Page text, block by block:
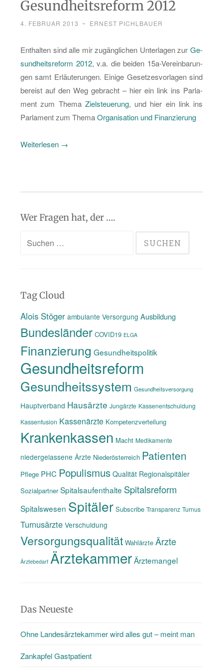
ri­
en,
Ge­
samt­
ver­
trag
und
die
Zen­
Gesundheitsreform 2012
4. FEBRUAR 2013 ~ ERNEST PICHLBAUER
Ent­hal­ten sind alle mir zu­gäng­li­chen Un­ter­la­gen zur Ge­
sund­heits­re­form 2012, v.a. die bei­den 15a-Ver­ein­ba­run­
gen samt Er­läu­te­run­gen. Ei­ni­ge Ge­set­zes­vor­la­gen sind
be­reist auf den Weg ge­bracht – hier ein link ins Par­la­
ment zum Thema Ziel­steue­rung, und hier ein link ins
Par­la­ment zum ThemaOr­ga­ni­sa­ti­on und Fi­nan­zie­rung
Wei­ter­le­sen „Abo-
ser­
vice:
zur
sund­
heits­
form
2012“
→
Wer Fragen hat, der ….
Suchen
Tag Cloud
Alois Stöger ambulante Versorgung Ausbildung
Bundesländer COVID19 ELGA
Finanzierung Gesundheitspolitik
Gesundheitsreform
Gesundheitssystem Gesundheitsversorgung
Hauptverband Hausärzte Jungärzte Kassenentschuldung
Kassenfusion Kassenärzte Kompetenzverteilung
Krankenkassen Macht Medikamente
niedergelassene Ärzte Niederösterreich Patienten
Pflege PHC Populismus Qualität Regionalspitäler
Sozialpartner Spitalsaufenthalte Spitalsreform
Spitalswesen Spitäler Subscribe Transparenz Turnus
Turnusärzte Verschuldung
Versorgungsqualität Wahlärzte Ärzte
Ärztebedarf ÄrztekammerÄrztemangel
Das Neueste
Ohne Landesärztekammer wird alles gut – meint man
Zankapfel Gastpatient